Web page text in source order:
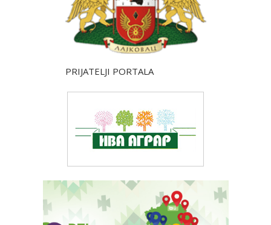
PRIJATELJI PORTALA